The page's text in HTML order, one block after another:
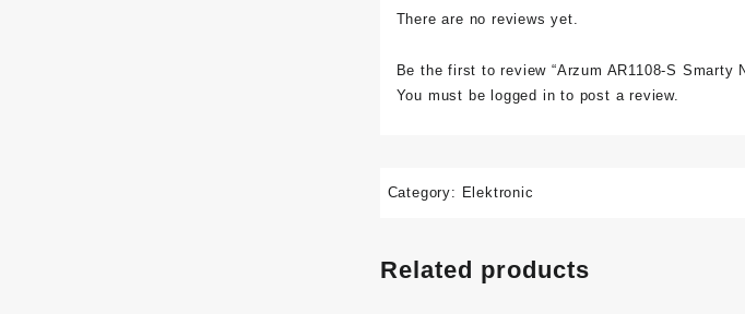
There are no reviews yet.
Be the first to review “Arzum AR1108-S Smarty
You must be logged in to post a review.
Category: Elektronic
Related products